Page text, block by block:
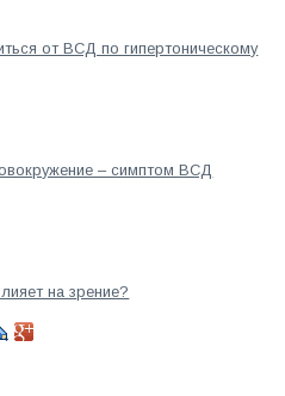
от ВСД по гипертоническому
– симптом ВСД
на зрение?